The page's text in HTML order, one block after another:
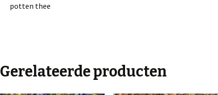
potten thee
Gerelateerde producten